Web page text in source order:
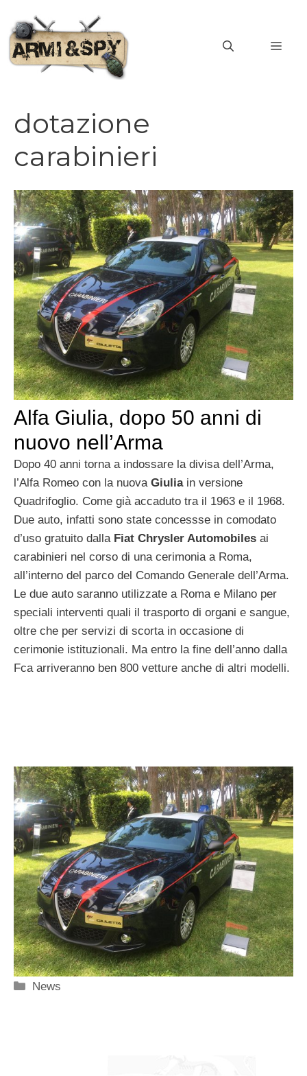
contenuto
dotazione
carabinieri
Alfa Giulia, dopo 50 anni di
nuovo nell’Arma
Dopo 40 anni torna a indossare la divisa dell’Arma,
l’Alfa Romeo con la nuova Giuliain versione
Quadrifoglio. Come già accaduto tra il 1963 e il 1968.
Due auto, infatti sono state concessse in comodato
d’uso gratuito dallaFiat Chrysler Automobiles ai
carabinieri nel corso di una cerimonia a Roma,
all’interno del parco del Comando Generale dell’Arma.
Le due auto saranno utilizzate a Roma e Milano per
speciali interventi quali il trasporto di organi e sangue,
oltre che per servizi di scorta in occasione di
cerimonie istituzionali. Ma entro la fine dell’anno dalla
Fca arriveranno ben 800 vetture anche di altri modelli.
Categorie
News